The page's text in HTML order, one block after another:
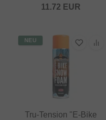
11.72 EUR
NEU
Tru-Tension "E-Bike